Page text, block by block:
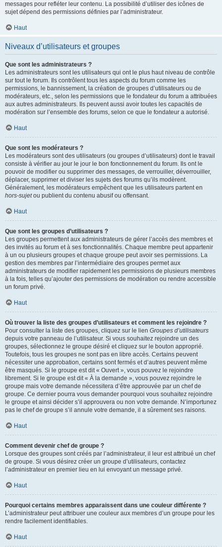
messages pour refléter leur contenu. La possibilité d’utiliser des icônes de
sujet dépend des permissions définies par l’administrateur.
Haut
Niveaux d’utilisateurs et groupes
Que sont les administrateurs ?
Les administrateurs sont les utilisateurs qui ont le plus haut niveau de contrôle
sur tout le forum. Ils contrôlent tous les aspects du forum comme les
permissions, le bannissement, la création de groupes d’utilisateurs ou de
modérateurs, etc., selon les permissions que le fondateur du forum a attribuées
aux autres administrateurs. Ils peuvent aussi avoir toutes les capacités de
modération sur l’ensemble des forums, selon ce que le fondateur a autorisé.
Haut
Que sont les modérateurs ?
Les modérateurs sont des utilisateurs (ou groupes d’utilisateurs) dont le travail
consiste à vérifier au jour le jour le bon fonctionnement du forum. Ils ont le
pouvoir de modifier ou supprimer des messages, de verrouiller, déverrouiller,
déplacer, supprimer et diviser les sujets des forums qu’ils modèrent.
Généralement, les modérateurs empêchent que les utilisateurs partent en
hors-sujetou publient du contenu abusif ou offensant.
Haut
Que sont les groupes d’utilisateurs ?
Les groupes permettent aux administrateurs de gérer l’accès des membres et
des invités au forum et à ses fonctionnalités. Chaque membre peut appartenir
à un ou plusieurs groupes et chaque groupe peut avoir ses permissions. La
gestion des membres par l’intermédiaire des groupes permet aux
administrateurs de modifier rapidement les permissions de plusieurs membres
à la fois, telles qu’ajouter des permissions de modération ou rendre accessible
un forum privé.
Haut
Où trouver la liste des groupes d’utilisateurs et comment les rejoindre ?
Pour consulter la liste des groupes, cliquez sur le lien Groupes d’utilisateurs
depuis votre panneau de l’utilisateur. Si vous souhaitez rejoindre un des
groupes, sélectionnez le groupe désiré et cliquez sur le bouton approprié.
Toutefois, tous les groupes ne sont pas en libre accès. Certains peuvent
nécessiter une approbation, certains sont fermés et d’autres peuvent même
être masqués. Si le groupe est dit « Ouvert », vous pouvez le rejoindre
librement. Si le groupe est dit « À la demande », vous pouvez rejoindre le
groupe mais votre demande nécessitera d’être approuvée par un chef de
groupe. Ce dernier pourra vous demander pourquoi vous souhaitez rejoindre
le groupe et ainsi décider s’il approuvera ou non votre demande. N’importunez
pas le chef de groupe s’il annule votre demande, il a sûrement ses raisons.
Haut
Comment devenir chef de groupe ?
Lorsque des groupes sont créés par l’administrateur, il leur est attribué un chef
de groupe. Si vous désirez créer un groupe d’utilisateurs, contactez
l’administrateur en premier lieu en lui envoyant un message privé.
Haut
Pourquoi certains membres apparaissent dans une couleur différente ?
L’administrateur peut attribuer une couleur aux membres d’un groupe pour les
rendre facilement identifiables.
Haut